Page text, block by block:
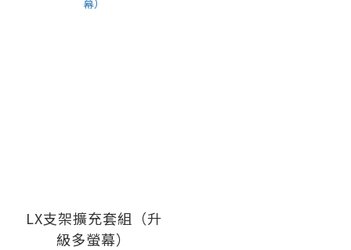
LX支架擴充套組（升
級多螢幕）